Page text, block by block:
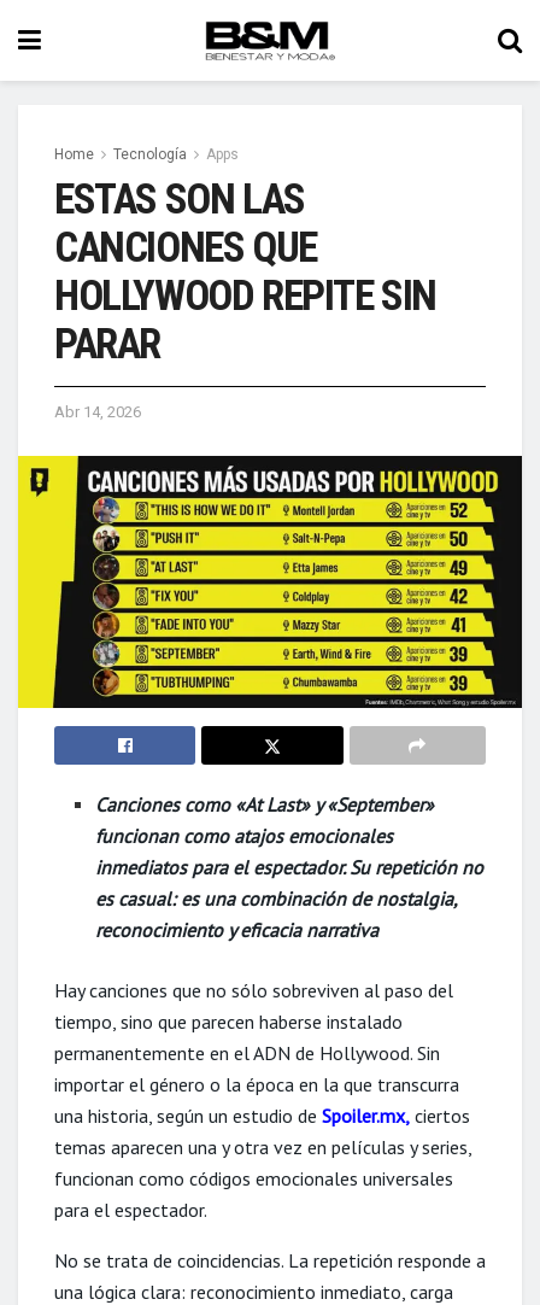
Home Tecnología Apps
ESTAS SON LAS
CANCIONES QUE
HOLLYWOOD REPITE SIN
PARAR
Abr 14, 2026
Canciones como «At Last» y «September»
funcionan como atajos emocionales
inmediatos para el espectador. Su repetición no
es casual: es una combinación de nostalgia,
reconocimiento y eficacia narrativa
Hay canciones que no sólo sobreviven al paso del
tiempo, sino que parecen haberse instalado
permanentemente en el ADN de Hollywood. Sin
importar el género o la época en la que transcurra
una historia, según un estudio de Spoiler.mx, ciertos
temas aparecen una y otra vez en películas y series,
funcionan como códigos emocionales universales
para el espectador.
No se trata de coincidencias. La repetición responde a
una lógica clara: reconocimiento inmediato, carga